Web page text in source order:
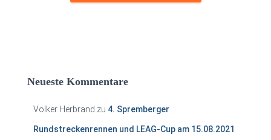
Neueste Kommentare
Volker Herbrand zu 4. Spremberger
Rundstreckenrennen und LEAG-Cup am 15.08.2021